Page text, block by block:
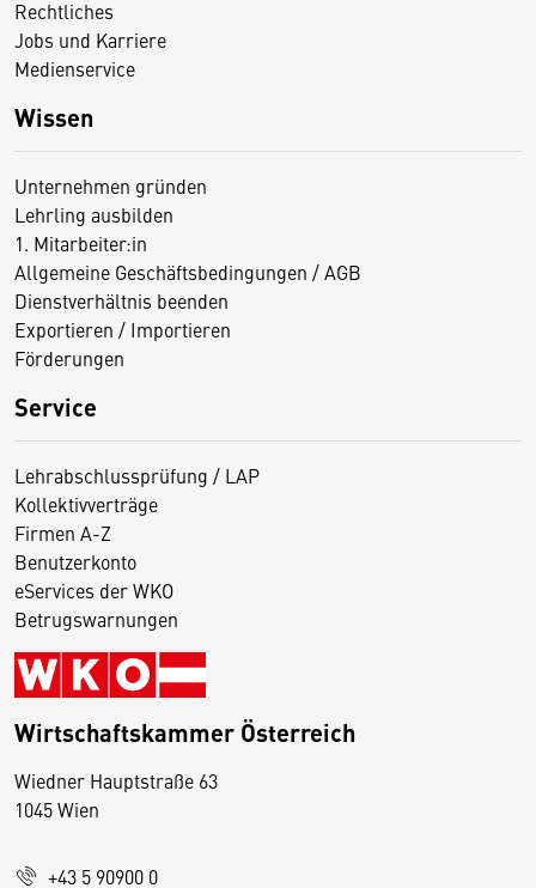
Rechtliches
Jobs und Karriere
Medienservice
Wissen
Unternehmen gründen
Lehrling ausbilden
1. Mitarbeiter:in
Allgemeine Geschäftsbedingungen / AGB
Dienstverhältnis beenden
Exportieren / Importieren
Förderungen
Service
Lehrabschlussprüfung / LAP
Kollektivverträge
Firmen A-Z
Benutzerkonto
eServices der WKO
Betrugswarnungen
Wirtschaftskammer Österreich
Wiedner Hauptstraße 63
1045 Wien
+43 5 90900 0
D
s